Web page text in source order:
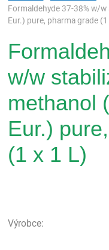
Formaldehyde 37-38% w/w
Eur.) pure, pharma grade (1
w/w
methanol
Eur.)
(1 x 1 L)
Výrobce: